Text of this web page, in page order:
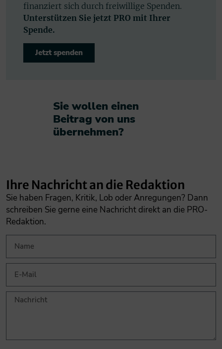
finanziert sich durch freiwillige Spenden.
Unterstützen Sie jetzt PRO mit Ihrer
Spende.
Jetzt spenden
Sie wollen einen
Beitrag von uns
übernehmen?​
Ihre Nachricht an die Redaktion
Sie haben Fragen, Kritik, Lob oder Anregungen? Dann
schreiben Sie gerne eine Nachricht direkt an die PRO-
Redaktion.